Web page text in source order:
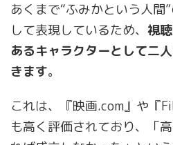
あくまで“ふみかという人間
して表現しているため、 視
あるキャラクターとして二
きます。
これは、『映画.com』や『
も高く評価されており、「